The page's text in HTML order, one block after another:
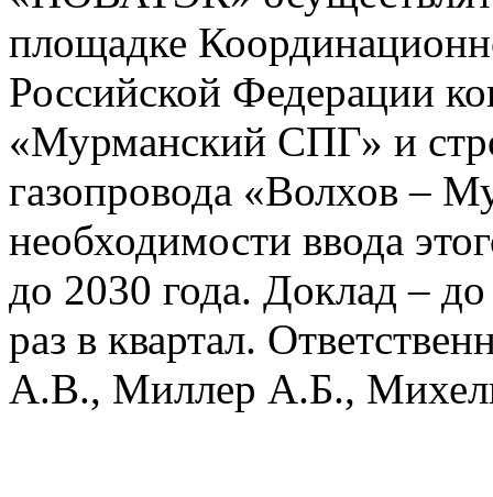
площадке
Российской Федерации
«Мурманский СПГ» и
газопровода «Волхов –
необходимости ввода
до 2030 года. Доклад –
раз в квартал.
А.В., Миллер А.Б.,